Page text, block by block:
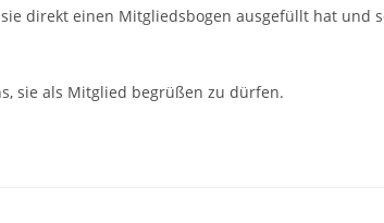
direkt einen Mitgliedsbogen ausgefüllt hat und
sie als Mitglied begrüßen zu dürfen.